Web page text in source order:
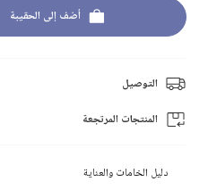
أضف إلى الحقيبة
التوصيل
المنتجات المرتجعة
دليل الخامات والعناية